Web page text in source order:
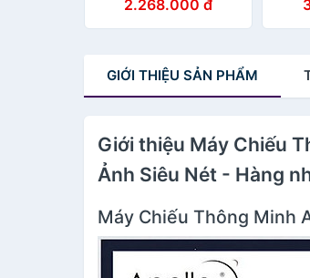
Chính Hãng - Hàng
nhập khẩu
2.268.000 đ
WIFI
Tự
GIỚI THIỆU SẢN PHẨM
Giới thiệu Máy Chiếu
Ảnh Siêu Nét - Hàng
Máy Chiếu Thông Minh